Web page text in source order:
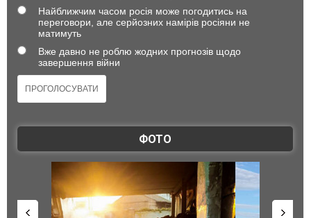
Найближчим часом росія може погодитись на
переговори, але серйозних намірів росіяни не
матимуть
Вже давно не роблю жодних прогнозів щодо
завершення війни
ФОТО